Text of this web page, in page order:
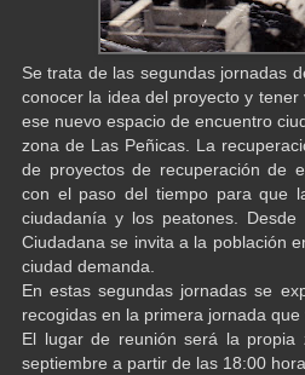
Se trata de las segundas jornadas
conocer la idea del proyecto y
ese nuevo espacio de encuentro
zona de Las Peñicas. La
de proyectos de recuperación de
con el paso del tiempo para que
ciudadanía y los peatones.
Ciudadana se invita a la población
ciudad demanda.
En estas segundas jornadas se
recogidas en la primera jornada
El lugar de reunión será la
septiembre a partir de las 18:00